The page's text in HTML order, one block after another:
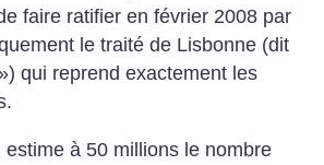
faire ratifier en février 2008 par
le traité de Lisbonne (dit
») qui reprend exactement les
estime à 50 millions le nombre